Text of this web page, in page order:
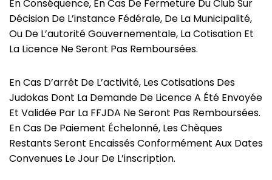
En Conséquence, En Cas De Fermeture Du Club Sur
Décision De L’instance Fédérale, De La Municipalité,
Ou De L’autorité Gouvernementale, La Cotisation Et
La Licence Ne Seront Pas Remboursées.
En Cas D’arrêt De L’activité, Les Cotisations Des
Judokas Dont La Demande De Licence A Été Envoyée
Et Validée Par La FFJDA Ne Seront Pas Remboursées.
En Cas De Paiement Échelonné, Les Chèques
Restants Seront Encaissés Conformément Aux Dates
Convenues Le Jour De L’inscription.